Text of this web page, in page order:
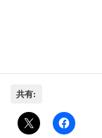
共有: